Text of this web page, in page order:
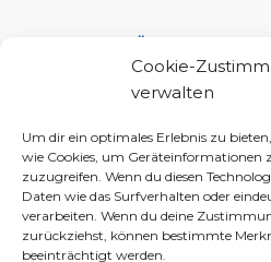
Cookie-
verwalten
Um dir ein optimales Erlebnis zu
wie Cookies, um Geräteinformationen
zuzugreifen. Wenn du diesen
Daten wie das Surfverhalten oder
verarbeiten. Wenn du deine
zurückziehst, können bestimmte
beeinträchtigt werden.